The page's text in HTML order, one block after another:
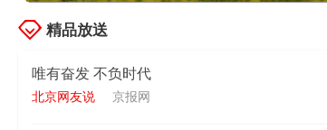
精品放送
唯有奋发 不负时代
北京网友说 京报网